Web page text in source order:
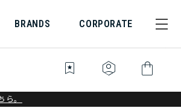
BRANDS CORPORATE
bookmark_star identity_platform shopping_bag
。